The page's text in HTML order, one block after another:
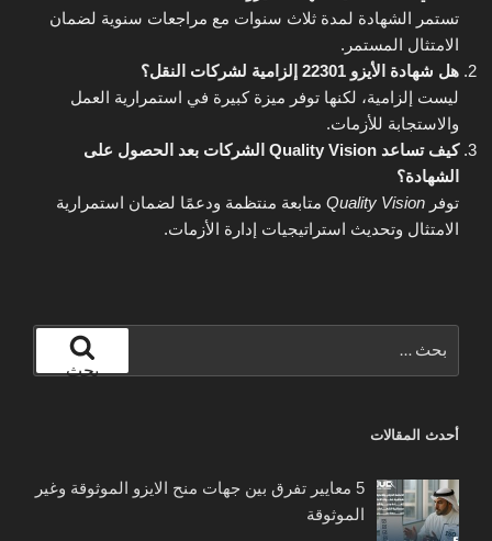
تستمر الشهادة لمدة ثلاث سنوات مع مراجعات سنوية لضمان
الامتثال المستمر.
هل شهادة الأيزو 22301 إلزامية لشركات النقل؟
ليست إلزامية، لكنها توفر ميزة كبيرة في استمرارية العمل
والاستجابة للأزمات.
كيف تساعد Quality Vision الشركات بعد الحصول على
الشهادة؟
توفر Quality Vision متابعة منتظمة ودعمًا لضمان استمرارية
الامتثال وتحديث استراتيجيات إدارة الأزمات.
عن:
بحث
أحدث المقالات
5 معايير تفرق بين جهات منح الايزو الموثوقة وغير
الموثوقة